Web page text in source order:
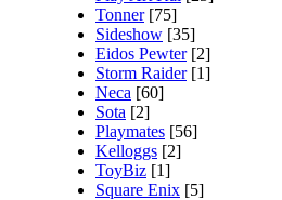
Tonner [75]
Sideshow [35]
Eidos Pewter [2]
Storm Raider [1]
Neca [60]
Sota [2]
Playmates [56]
Kelloggs [2]
ToyBiz [1]
Square Enix [5]